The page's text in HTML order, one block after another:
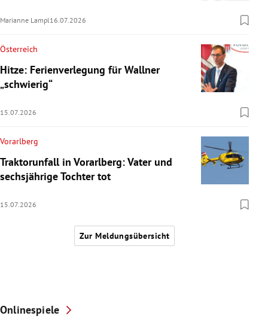
Marianne Lampl16.07.2026
Österreich
Hitze: Ferienverlegung für Wallner
„schwierig“
15.07.2026
Vorarlberg
Traktorunfall in Vorarlberg: Vater und
sechsjährige Tochter tot
15.07.2026
Zur Meldungsübersicht
Onlinespiele